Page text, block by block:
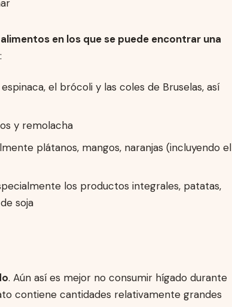
en los que se puede encontrar una
:
el brócoli y las coles de Bruselas, así
y remolacha
plátanos, mangos, naranjas (incluyendo el
los productos integrales, patatas,
soja
. Aún así es mejor no consumir hígado durante
contiene cantidades relativamente grandes